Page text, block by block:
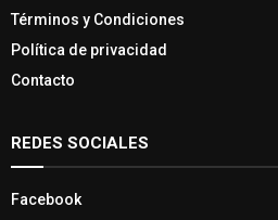
Términos y Condiciones
Política de privacidad
Contacto
REDES SOCIALES
Facebook